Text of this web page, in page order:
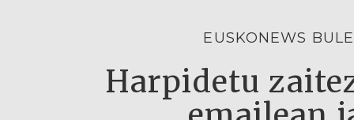
EUSKONEWS
Harpidetu